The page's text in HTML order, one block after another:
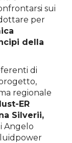
sui
per
della
di
regionale
ER
Silverii,
Angelo